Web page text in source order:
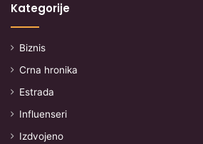
Kategorije
Biznis
Crna hronika
Estrada
Influenseri
Izdvojeno